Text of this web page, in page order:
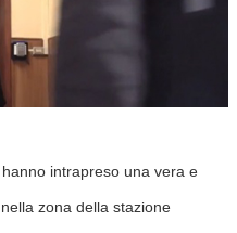
intrapreso una vera e
zona della stazione